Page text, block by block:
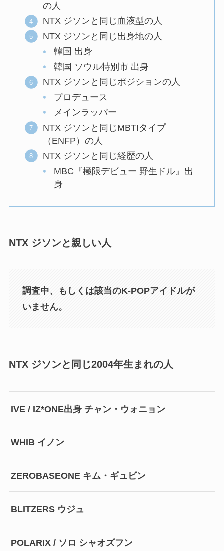
の人
NTX ジソンと同じ血液型の人
NTX ジソンと同じ出身地の人
韓国 出身
韓国 ソウル特別市 出身
NTX ジソンと同じポジションの人
プロデュース
メインラッパー
NTX ジソンと同じMBTIタイプ
（ENFP）の人
NTX ジソンと同じ経歴の人
MBC『極限デビュー 野生ドル』出
身
NTX ジソンと親しい人
調査中、もしくは該当のK-POPアイドルが
いません。
NTX ジソンと同じ2004年生まれの人
IVE / IZ*ONE出身 チャン・ウォニョン
WHIB イノン
ZEROBASEONE キム・ギュビン
BLITZERS ウジュ
POLARIX / ソロ シャオズフン